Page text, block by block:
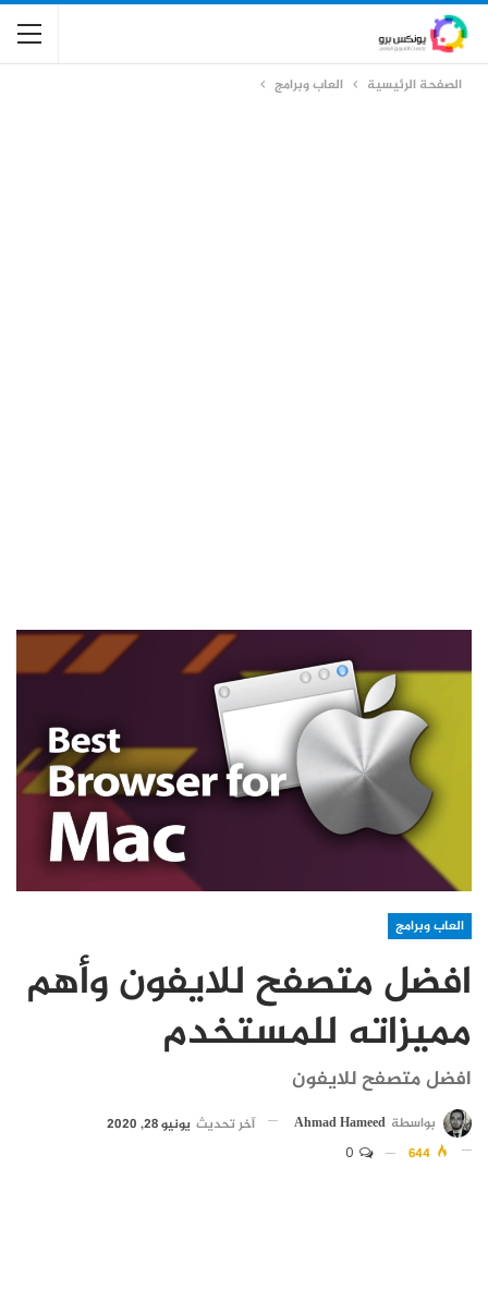
الصفحة الرئيسية العاب وبرامج
العاب وبرامج
افضل متصفح للايفون وأهم
مميزاته للمستخدم
افضل متصفح للايفون
بواسطة Ahmad Hameed آخر تحديث يونيو 28, 2020